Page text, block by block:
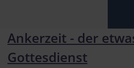
Ankerzeit - der
Gottesdienst